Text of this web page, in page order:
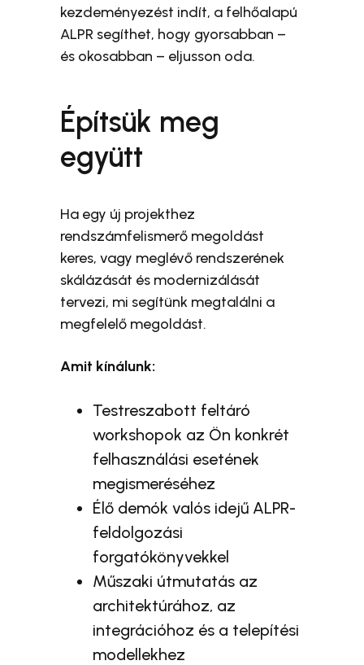
kezdeményezést indít, a felhőalapú
ALPR segíthet, hogy gyorsabban –
és okosabban – eljusson oda.
Építsük meg
együtt
Ha egy új projekthez
rendszámfelismerő megoldást
keres, vagy meglévő rendszerének
skálázását és modernizálását
tervezi, mi segítünk megtalálni a
megfelelő megoldást.
Amit kínálunk:
Testreszabott feltáró
workshopok az Ön konkrét
felhasználási esetének
megismeréséhez
Élő demók valós idejű ALPR-
feldolgozási
forgatókönyvekkel
Műszaki útmutatás az
architektúrához, az
integrációhoz és a telepítési
modellekhez